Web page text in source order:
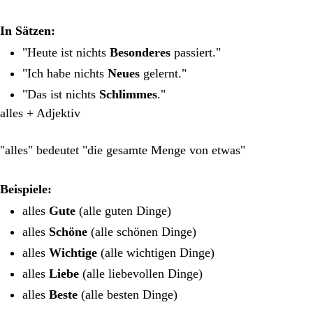
In Sätzen:
"Heute ist nichts Besonderes passiert."
"Ich habe nichts Neues gelernt."
"Das ist nichts Schlimmes."
alles + Adjektiv
"alles" bedeutet "die gesamte Menge von etwas"
Beispiele:
alles Gute (alle guten Dinge)
alles Schöne (alle schönen Dinge)
alles Wichtige (alle wichtigen Dinge)
alles Liebe (alle liebevollen Dinge)
alles Beste (alle besten Dinge)